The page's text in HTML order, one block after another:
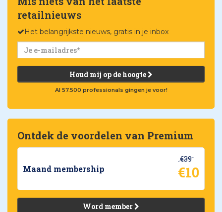
retailnieuws
Het belangrijkste nieuws, gratis in je inbox
Houd mij op de hoogte
Al 57.500 professionals gingen je voor!
Ontdek de voordelen van Premium
Maand membership
€39
€10
Word member